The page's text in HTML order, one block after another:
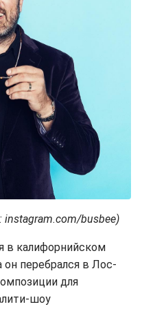
busbee)
в калифорнийском
он перебрался в Лос-
для
шоу